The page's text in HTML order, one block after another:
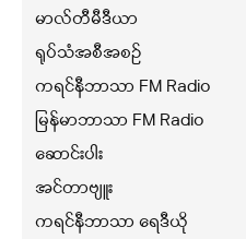
မာလ်တီမီဒီယာ
ရုပ်သံအစီအစဉ်
ကရင်နီဘာသာ FM Radio
မြန်မာဘာသာ FM Radio
ဆောင်းပါး
အင်တာဗျူး
ကရင်နီဘာသာ ရေဒီယို